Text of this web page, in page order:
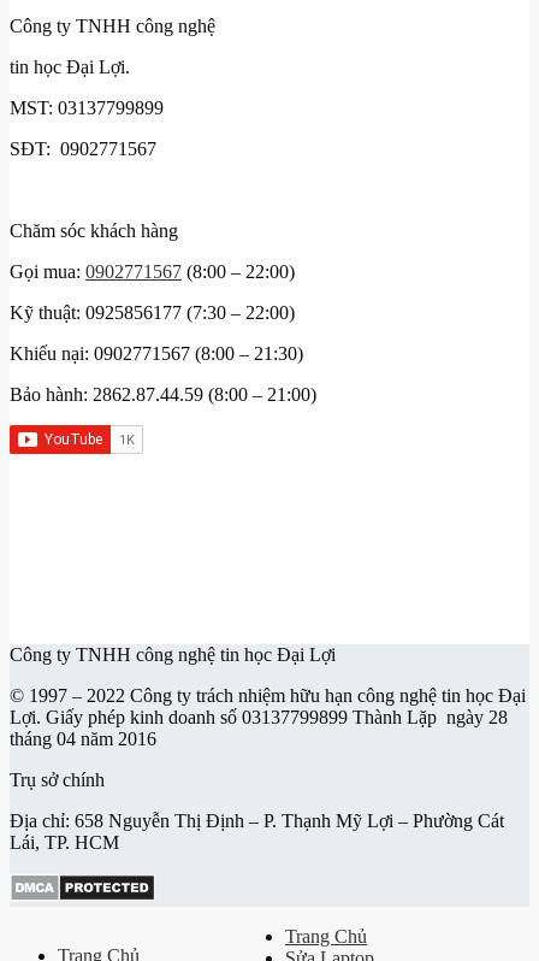
Công ty TNHH công nghệ
tin học Đại Lợi.
MST: 03137799899
SĐT: 0902771567
Chăm sóc khách hàng
Gọi mua: 0902771567 (8:00 – 22:00)
Kỹ thuật: 0925856177 (7:30 – 22:00)
Khiếu nại: 0902771567 (8:00 – 21:30)
Bảo hành: 2862.87.44.59 (8:00 – 21:00)
Công ty TNHH công nghệ tin học Đại Lợi
© 1997 – 2022 Công ty trách nhiệm hữu hạn công nghệ tin học Đại
Lợi. Giấy phép kinh doanh số 03137799899 Thành Lặp ngày 28
tháng 04 năm 2016
Trụ sở chính
Địa chỉ: 658 Nguyễn Thị Định – P. Thạnh Mỹ Lợi – Phường Cát
Lái, TP. HCM
Trang Chủ
Trang Chủ